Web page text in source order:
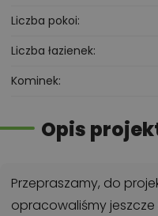
Liczba pokoi
Liczba łazienek
Kominek
Opis
Przepraszamy, do
opracowaliśmy